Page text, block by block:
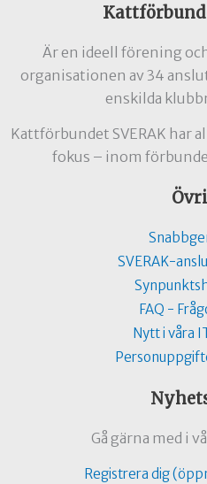
Är en ideell förening
organisationen av 34
enskilda
Kattförbundet SVERAK har
fokus – inom
SVERAK-
FAQ -
Nytt i våra
Gå gärna med i
Registrera dig